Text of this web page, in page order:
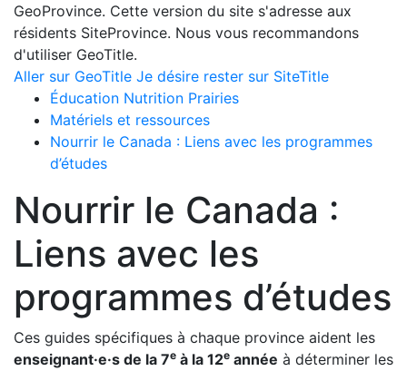
GeoProvince. Cette version du site s'adresse aux
résidents SiteProvince. Nous vous recommandons
d'utiliser GeoTitle.
Aller sur GeoTitle Je désire rester sur SiteTitle
Éducation Nutrition Prairies
Matériels et ressources
Nourrir le Canada : Liens avec les programmes
d’études
Nourrir le Canada :
Liens avec les
programmes d’études
Ces guides spécifiques à chaque province aident les
enseignant·e·s de la 7e à la 12e année à déterminer les